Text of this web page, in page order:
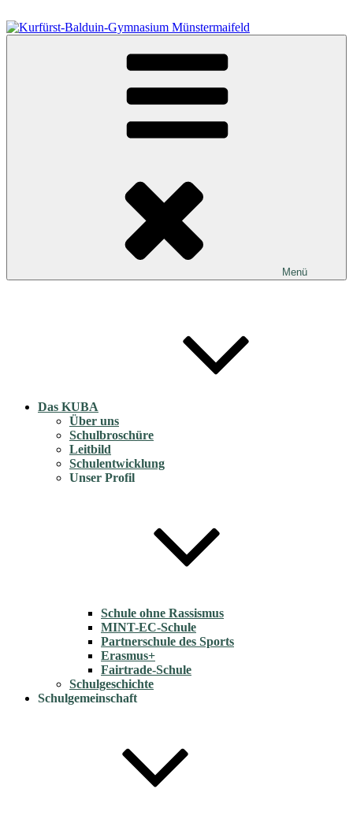
Inhalt
springen
Kurfürst-Balduin-Gymnasium Münstermaifeld
Menü
Das KUBA
Über uns
Schulbroschüre
Leitbild
Schulentwicklung
Unser Profil
Schule ohne Rassismus
MINT-EC-Schule
Partnerschule des Sports
Erasmus+
Fairtrade-Schule
Schulgeschichte
Schulgemeinschaft